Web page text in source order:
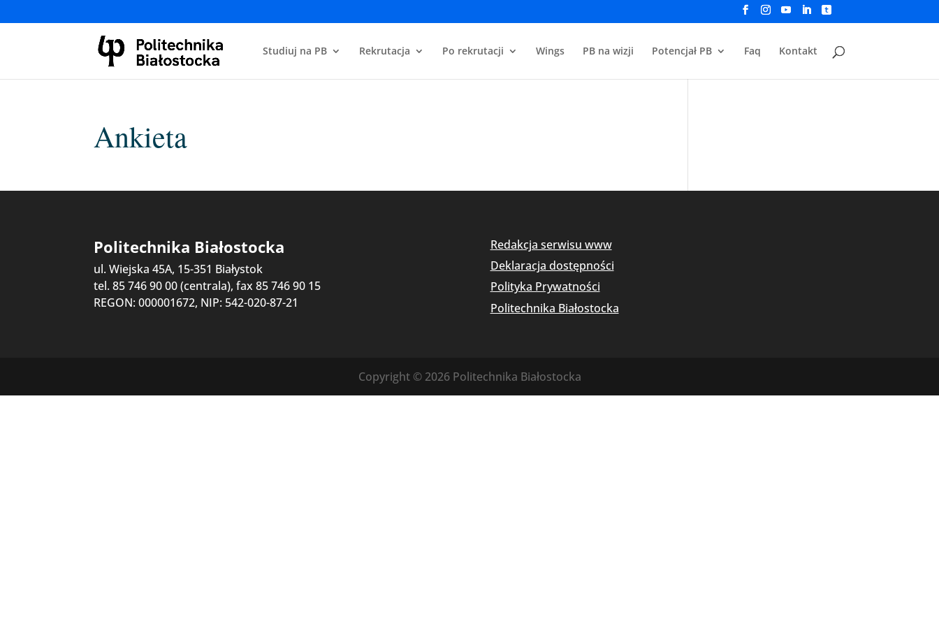
Studiuj na PB Rekrutacja Po rekrutacji Wings PB na wizji Potencjał PB Faq Kontakt
Ankieta
Politechnika Białostocka
ul. Wiejska 45A, 15-351 Białystok
tel. 85 746 90 00 (centrala), fax 85 746 90 15
REGON: 000001672, NIP: 542-020-87-21
Redakcja serwisu www
Deklaracja dostępności
Polityka Prywatności
Politechnika Białostocka
Copyright © 2026 Politechnika Białostocka